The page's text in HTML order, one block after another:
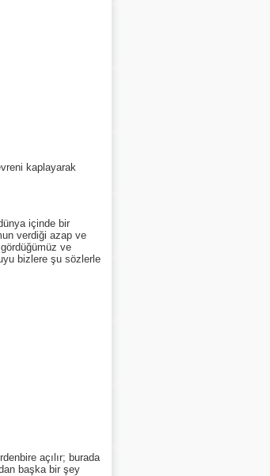
kaplayarak
içinde bir
verdiği azap ve
ve
bizlere şu sözlerle
açılır; burada
başka bir şey